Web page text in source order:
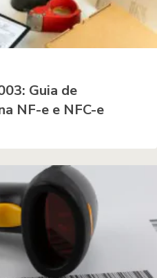
Guia de
NF-e e NFC-e